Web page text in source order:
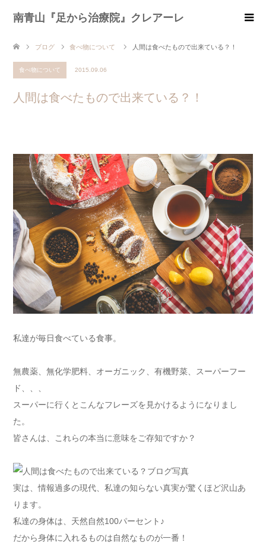
南青山『足から治療院』クレアーレ
ブログ 食べ物について 人間は食べたもので出来ている？！
食べ物について 2015.09.06
人間は食べたもので出来ている？！
私達が毎日食べている食事。
無農薬、無化学肥料、オーガニック、有機野菜、スーパーフー
ド、、、
スーパーに行くとこんなフレーズを見かけるようになりまし
た。
皆さんは、これらの本当に意味をご存知ですか？
実は、情報過多の現代、私達の知らない真実が驚くほど沢山あ
ります。
私達の身体は、天然自然100パーセント♪
だから身体に入れるものは自然なものが一番！